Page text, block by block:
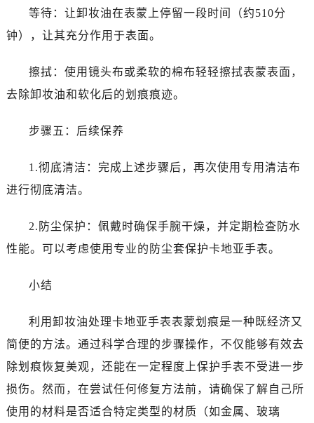
等待：让卸妆油在表蒙上停留一段时间（约510分
钟），让其充分作用于表面。
擦拭：使用镜头布或柔软的棉布轻轻擦拭表蒙表面，
去除卸妆油和软化后的划痕痕迹。
步骤五：后续保养
1.彻底清洁：完成上述步骤后，再次使用专用清洁布
进行彻底清洁。
2.防尘保护：佩戴时确保手腕干燥，并定期检查防水
性能。可以考虑使用专业的防尘套保护卡地亚手表。
小结
利用卸妆油处理卡地亚手表表蒙划痕是一种既经济又
简便的方法。通过科学合理的步骤操作，不仅能够有效去
除划痕恢复美观，还能在一定程度上保护手表不受进一步
损伤。然而，在尝试任何修复方法前，请确保了解自己所
使用的材料是否适合特定类型的材质（如金属、玻璃